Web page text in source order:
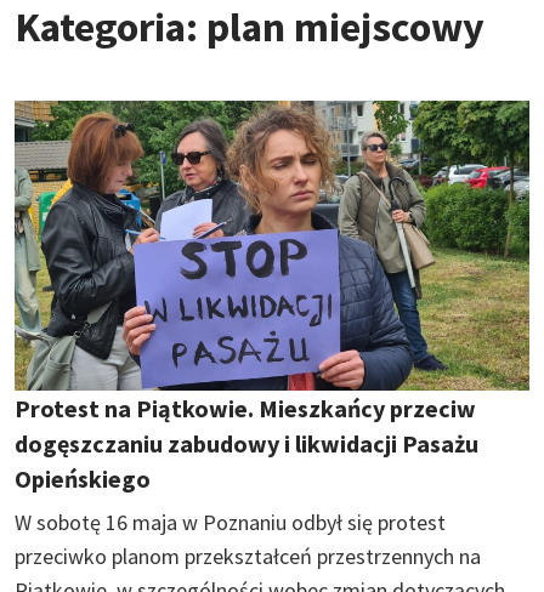
Kategoria: plan miejscowy
Protest na Piątkowie. Mieszkańcy przeciw
dogęszczaniu zabudowy i likwidacji Pasażu
Opieńskiego
W sobotę 16 maja w Poznaniu odbył się protest
przeciwko planom przekształceń przestrzennych na